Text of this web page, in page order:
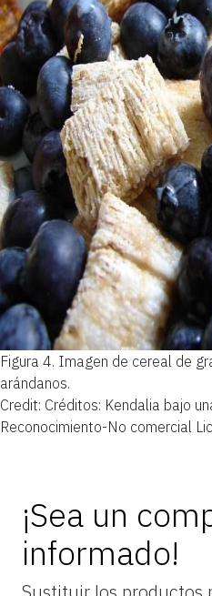
Figura 4. Imagen de cereal de
arándanos.
Credit: Créditos: Kendalia bajo
Reconocimiento-No comercial
¡Sea un
informado!